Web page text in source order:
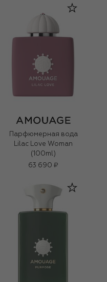
Парфюмерная вода
Lilac Love Woman
(100ml)
63 690 ₽